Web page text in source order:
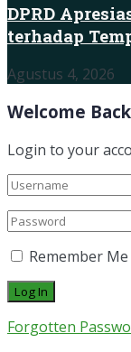
DPRD
terhadap
Agustus 4, 2026
Welcome
Login to your
Remember Me
Forgotten